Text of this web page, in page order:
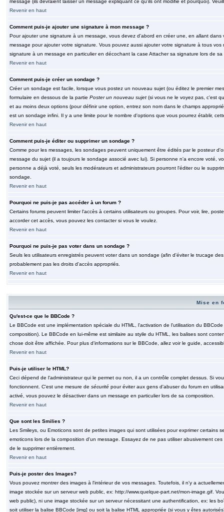
message (ils devraient laisser un message expliquant ce qu'ils ont modifié et pourquoi).
Revenir en haut
Comment puis-je ajouter une signature à mon message ?
Pour ajouter une signature à un message, vous devez d'abord en créer une, en allant
message pour ajouter votre signature. Vous pouvez aussi ajouter votre signature à tous
signature à un message en particulier en décochant la case Attacher sa signature lors de sa
Revenir en haut
Comment puis-je créer un sondage ?
Créer un sondage est facile, lorsque vous postez un nouveau sujet (ou éditez le premier
formulaire en dessous de la partie Poster un nouveau sujet(si vous ne le voyez pas, c'est
et au moins deux options (pour définir une option, entrez son nom dans le champs
est un sondage infini. Il y a une limite pour le nombre d'options que vous pourrez établir,
Revenir en haut
Comment puis-je éditer ou supprimer un sondage ?
Comme pour les messages, les sondages peuvent uniquement être édités par le posteur
message du sujet (il a toujours le sondage associé avec lui). Si personne n'a encore voté,
personne a déjà voté, seuls les modérateurs et administrateurs pourront l'éditer ou le
sondage.
Revenir en haut
Pourquoi ne puis-je pas accéder à un forum ?
Certains forums peuvent limiter l'accès à certains utilisateurs ou groupes. Pour voir, lire,
accorder cet accès, vous pouvez les contacter si vous le voulez.
Revenir en haut
Pourquoi ne puis-je pas voter dans un sondage ?
Seuls les utilisateurs enregistrés peuvent voter dans un sondage (afin d'éviter le trucage
probablement pas les droits d'accès appropriés.
Revenir en haut
Mise en
Qu'est-ce que le BBCode ?
Le BBCode est une implémentation spéciale du HTML, l'activation de l'utilisation du
composition). Le BBCode en lui-même est similaire au styile du HTML, les balises sont
chose doit être affichée. Pour plus d'informations sur le BBCode, allez voir le guide,
Revenir en haut
Puis-je utiliser le HTML?
Ceci dépend de l'administrateur qui le permet ou non, il a un contrôle complet dessus. Si
fonctionnent. C'est une mesure de sécuritépour éviter aux gens d'abuser du forum en
activé, vous pouvez le désactiver dans un message en particulier lors de sa composition.
Revenir en haut
Que sont les Smilies ?
Les Smileys, ou Emoticons sont de petites images qui sont utilisées pour exprimer certains
emoticons lors de la composition d'un message. Essayez de ne pas utiliser abusivement
de le supprimer entièrement.
Revenir en haut
Puis-je poster des Images?
Vous pouvez montrer des images à l'intérieur de vos messages. Toutefois, il n'y a
image stockée sur un serveur web public, ex: http://www.quelque-part.net/mon-image.gif.
web public), ni une image stockée sur un serveur nécessitant une authentification, ex: les
soit utiliser la balise BBCode [img] ou soit la balise HTML appropriée (si vous y êtes